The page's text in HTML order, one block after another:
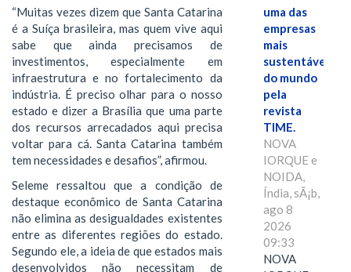
“Muitas vezes dizem que Santa Catarina
é a Suíça brasileira, mas quem vive aqui
sabe que ainda precisamos de
investimentos, especialmente em
infraestrutura e no fortalecimento da
indústria. É preciso olhar para o nosso
estado e dizer a Brasília que uma parte
dos recursos arrecadados aqui precisa
voltar para cá. Santa Catarina também
tem necessidades e desafios”, afirmou.
Seleme ressaltou que a condição de
destaque econômico de Santa Catarina
não elimina as desigualdades existentes
entre as diferentes regiões do estado.
Segundo ele, a ideia de que estados mais
desenvolvidos não necessitam de
uma das
empresas
mais
sustentáveis
do mundo
pela
revista
TIME.
NOVA
IORQUE e
NOIDA,
Índia, sÃ¡b,
ago 8
2026
09:33
NOVA